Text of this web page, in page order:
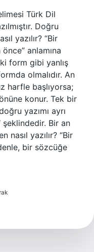
Türk Dil
Doğru
yazılır? “Bir
anlamına
form gibi yanlış
olmalıdır. An
harfle başlıyorsa;
konur. Tek bir
yazımı ayrı
şeklindedir. Bir an
nasıl yazılır? “Bir
bir sözcüğe